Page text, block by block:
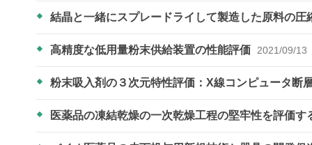
結晶と一緒にスプレードライして製造した原料の
高精度な低用量粉末供給装置の性能評価 2021/09/13
粉末吸入剤の３次元特性評価：X線コンピュータ断
医薬品の凍結乾燥の一次乾燥工程の堅牢性を評価